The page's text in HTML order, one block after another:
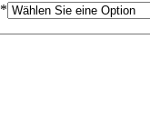
*